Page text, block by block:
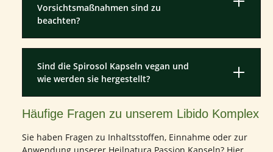
Vorsichtsmaßnahmen sind zu
beachten?
Sind die Spirosol Kapseln vegan und
wie werden sie hergestellt?
Häufige Fragen zu unserem Libido Komplex
Sie haben Fragen zu Inhaltsstoffen, Einnahme oder zur